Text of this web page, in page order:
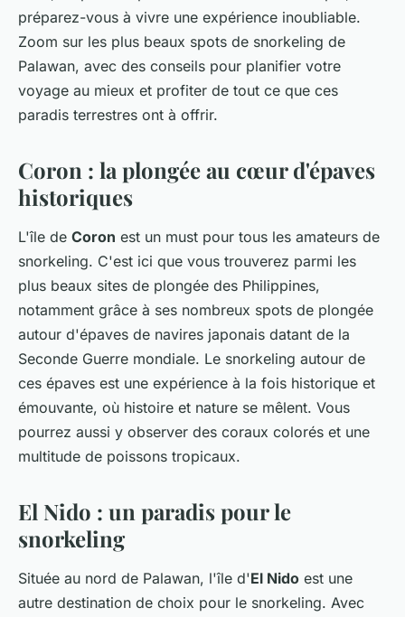
préparez-vous à vivre une expérience inoubliable.
Zoom sur les plus beaux spots de snorkeling de
Palawan, avec des conseils pour planifier votre
voyage au mieux et profiter de tout ce que ces
paradis terrestres ont à offrir.
Coron : la plongée au cœur d'épaves
historiques
L'île de Coron est un must pour tous les amateurs de
snorkeling. C'est ici que vous trouverez parmi les
plus beaux sites de plongée des Philippines,
notamment grâce à ses nombreux spots de plongée
autour d'épaves de navires japonais datant de la
Seconde Guerre mondiale. Le snorkeling autour de
ces épaves est une expérience à la fois historique et
émouvante, où histoire et nature se mêlent. Vous
pourrez aussi y observer des coraux colorés et une
multitude de poissons tropicaux.
El Nido : un paradis pour le
snorkeling
Située au nord de Palawan, l'île d'El Nido est une
autre destination de choix pour le snorkeling. Avec